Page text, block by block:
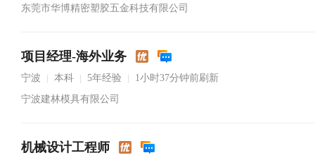
东莞市华博精密塑胶五金科技有限公司
项目经理-海外业务
宁波 本科 5年经验
1小时37分钟前刷新
宁波建林模具有限公司
机械设计工程师